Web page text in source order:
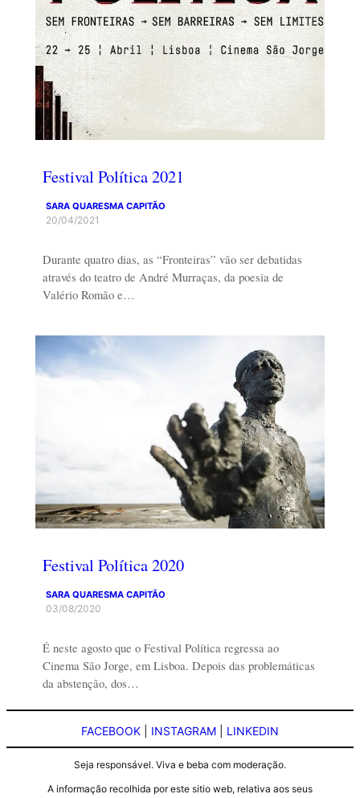
Festival Política 2021
SARA QUARESMA CAPITÃO
20/04/2021
Durante quatro dias, as “Fronteiras” vão ser debatidas
através do teatro de André Murraças, da poesia de
Valério Romão e…
Festival Política 2020
SARA QUARESMA CAPITÃO
03/08/2020
É neste agosto que o Festival Política regressa ao
Cinema São Jorge, em Lisboa. Depois das problemáticas
da abstenção, dos…
FACEBOOK INSTAGRAM LINKEDIN
Seja responsável. Viva e beba com moderação.
A informação recolhida por este sitio web, relativa aos seus